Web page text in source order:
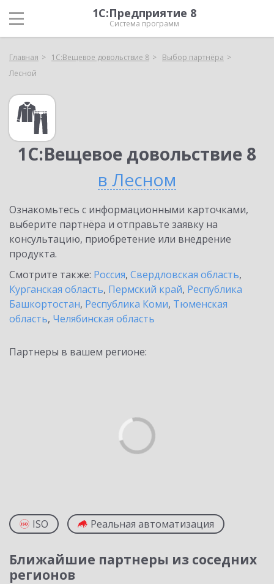
1С:Предприятие 8
Система программ
Главная 1С:Вещевое довольствие 8
Выбор партнёра
Лесной
1С:Вещевое довольствие 8
в Лесном
Ознакомьтесь с информационными карточками,
выберите партнёра и отправьте заявку на
консультацию, приобретение или внедрение
продукта.
Смотрите также: Россия, Свердловская область,
Курганская область, Пермский край, Республика
Башкортостан, Республика Коми, Тюменская
область, Челябинская область
Партнеры в вашем регионе:
ISO Реальная автоматизация
Ближайшие партнеры из соседних
регионов